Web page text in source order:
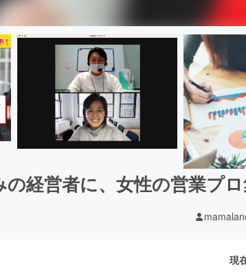
の経営者に、女性の営業プ
現